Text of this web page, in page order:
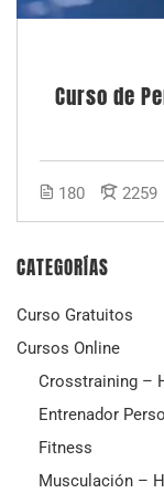
Curso de
180 2259
CATEGORÍAS
Curso Gratuitos
Cursos Online
Crosstraining –
Entrenador
Fitness
Musculación –